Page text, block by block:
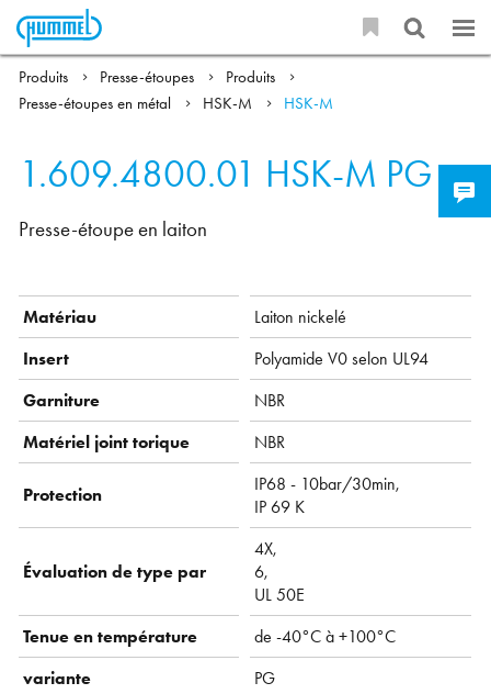
Produits Presse-étoupes
Produits
Presse-étoupes en métal
HSK-M HSK-M
1.609.4800.01 HSK-M PG
Presse-étoupe en laiton
Matériau
Laiton nickelé
Insert
Polyamide V0 selon UL94
Garniture
NBR
Matériel joint torique
NBR
Protection
IP68 - 10bar/30min,
IP 69 K
Évaluation de type par
4X,
6,
UL 50E
Tenue en température
de -40°C à +100°C
variante
PG